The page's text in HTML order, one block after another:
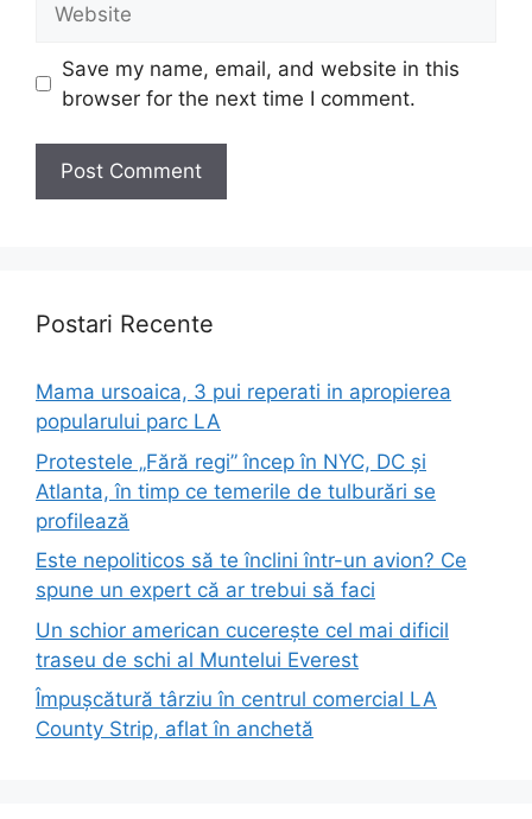
Save my name, email, and website in this
browser for the next time I comment.
Postari Recente
Mama ursoaica, 3 pui reperati in apropierea
popularului parc LA
Protestele „Fără regi” încep în NYC, DC și
Atlanta, în timp ce temerile de tulburări se
profilează
Este nepoliticos să te înclini într-un avion? Ce
spune un expert că ar trebui să faci
Un schior american cucerește cel mai dificil
traseu de schi al Muntelui Everest
Împușcătură târziu în centrul comercial LA
County Strip, aflat în anchetă